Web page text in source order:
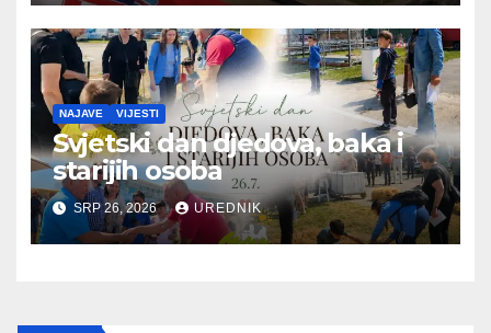
NAJAVE VIJESTI
Svjetski dan djedova, baka i
starijih osoba
SRP 26, 2026 UREDNIK